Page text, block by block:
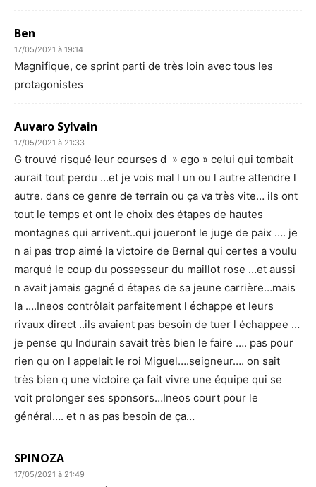
Ben
17/05/2021 à 19:14
Magnifique, ce sprint parti de très loin avec tous les
protagonistes
Auvaro Sylvain
17/05/2021 à 21:33
G trouvé risqué leur courses d » ego » celui qui tombait
aurait tout perdu …et je vois mal l un ou l autre attendre l
autre. dans ce genre de terrain ou ça va très vite… ils ont
tout le temps et ont le choix des étapes de hautes
montagnes qui arrivent..qui joueront le juge de paix …. je
n ai pas trop aimé la victoire de Bernal qui certes a voulu
marqué le coup du possesseur du maillot rose …et aussi
n avait jamais gagné d étapes de sa jeune carrière…mais
la ….Ineos contrôlait parfaitement l échappe et leurs
rivaux direct ..ils avaient pas besoin de tuer l échappee …
je pense qu Indurain savait très bien le faire …. pas pour
rien qu on l appelait le roi Miguel….seigneur…. on sait
très bien q une victoire ça fait vivre une équipe qui se
voit prolonger ses sponsors…Ineos court pour le
général…. et n as pas besoin de ça…
SPINOZA
17/05/2021 à 21:49